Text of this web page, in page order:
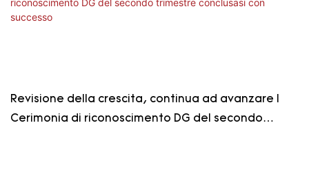
Revisione della crescita, continua ad avanzare |
Cerimonia di riconoscimento DG del secondo